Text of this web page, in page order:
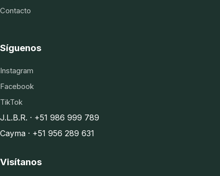
Contacto
Síguenos
Instagram
Facebook
TikTok
J.L.B.R. · +51 986 999 789
Cayma · +51 956 289 631
Visítanos